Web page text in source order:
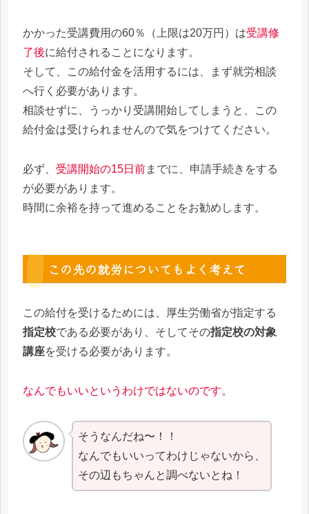
かかった受講費用の60％（上限は20万円）は受講修
了後に給付されることになります。
そして、この給付金を活用するには、まず就労相談
へ行く必要があります。
相談せずに、うっかり受講開始してしまうと、この
給付金は受けられませんので気をつけてください。
必ず、 受講開始の15日前までに、申請手続きをする
が必要があります。
時間に余裕を持って進めることをお勧めします。
この先の就労についてもよく考えて
この給付を受けるためには、厚生労働省が指定する
指定校である必要があり、そしてその指定校の対象
講座を受ける必要があります。
なんでもいいというわけではないのです。
そうなんだね〜！！
なんでもいいってわけじゃないから、
その辺もちゃんと調べないとね！